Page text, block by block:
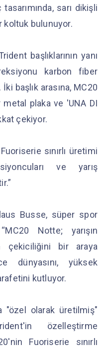
sarı dikişli
koltuk bulunuyor.
başlıklarının yanı
karbon fiber
başlık arasına, MC20
plaka ve 'UNA DI
çekiyor.
sınırlı üretimi
ve yarış
Busse, süper spor
Notte; yarışın
çekiciliğini bir araya
dünyasını, yüksek
kutluyor.
"özel olarak üretilmiş"
özelleştirme
Fuoriserie sınırlı